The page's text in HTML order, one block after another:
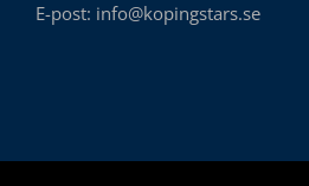
E-post: info@kopingstars.se